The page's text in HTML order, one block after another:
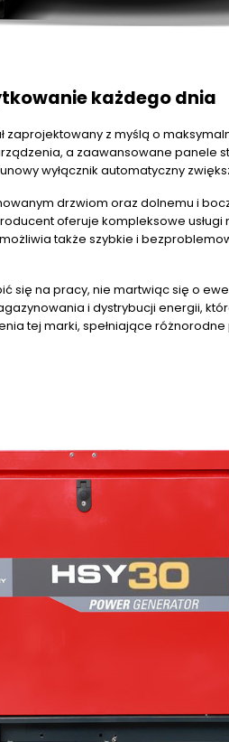
każdego dnia
zaprojektowany z myślą o
a zaawansowane panele
wyłącznik automatyczny
drzwiom oraz dolnemu i
oferuje kompleksowe
także szybkie i
się na pracy, nie martwiąc się o
i dystrybucji energii,
tej marki, spełniające